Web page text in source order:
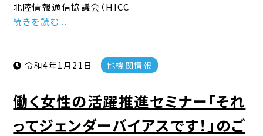
北陸情報通信協議会（HICC
続きを読む...
令和4年1月21日 他機関情報
働く女性の活躍推進セミナー「それ
ってジェンダーバイアスです！」のご